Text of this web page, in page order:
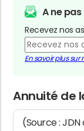
A ne
Recevez nos
En savoir plus
Annuité de
(Source :